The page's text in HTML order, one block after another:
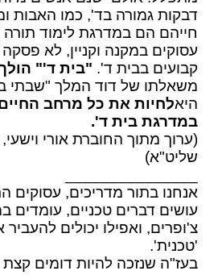
דבקות גמורה בד', כמו האבות
חייהם הם במדרגת לימוד תורה
עסוקים במקנה וקניין, לא
קבועים בבית ד'. "בית ד'"
משאלתו של דוד המלך "שבתי
היאלחיות את כל מרחב
במדרגת בית ד'.
(ערוך מתוך החוברת אורי
שליט"א)
אנחנו בתור מדריכים, עסוקים
עושים דברים טכניים, עומדים
צ'ופרים, ואפילו יכולים
'טכנית'.
בעז"ה שנזכה להיות דומים קצת